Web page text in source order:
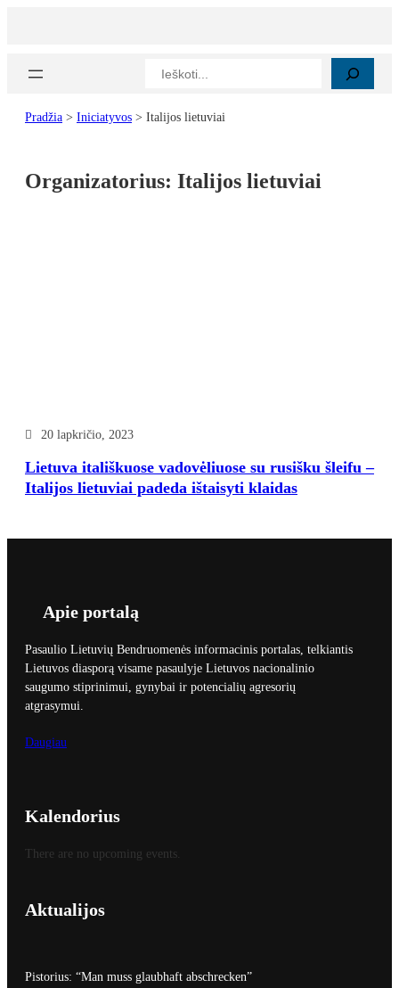
Paieška
Pradžia > Iniciatyvos > Italijos lietuviai
Organizatorius: Italijos lietuviai
20 lapkričio, 2023
Lietuva itališkuose vadovėliuose su rusišku šleifu –
Italijos lietuviai padeda ištaisyti klaidas
Apie portalą
Pasaulio Lietuvių Bendruomenės informacinis portalas, telkiantis
Lietuvos diasporą visame pasaulyje Lietuvos nacionalinio
saugumo stiprinimui, gynybai ir potencialių agresorių
atgrasymui.
Daugiau
Kalendorius
There are no upcoming events.
Aktualijos
Pistorius: “Man muss glaubhaft abschrecken”